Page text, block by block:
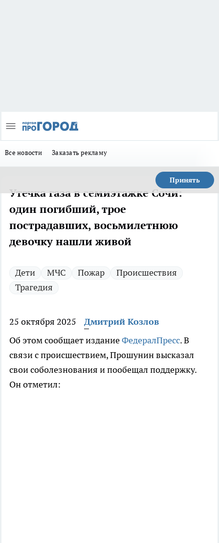
Все новости Заказать рекламу
Принять
Утечка газа в семиэтажке Сочи:
один погибший, трое
пострадавших, восьмилетнюю
девочку нашли живой
Дети МЧС Пожар
Происшествия
Трагедия
25 октября 2025
Дмитрий Козлов
Об этом сообщает изданиеФедералПресс. В
связи с происшествием, Прошунин высказал
свои соболезнования и пообещал поддержку.
Он отметил: